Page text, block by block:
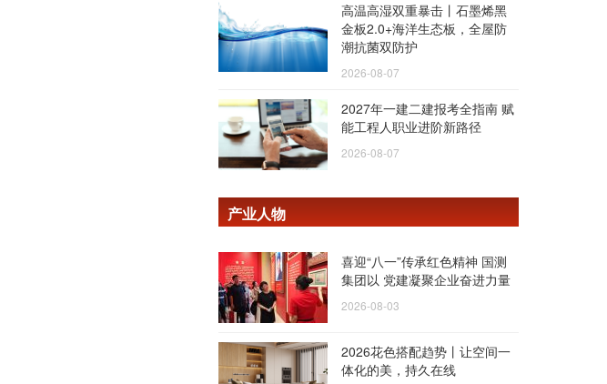
高温高湿双重暴击丨石墨烯黑
金板2.0+海洋生态板，全屋防
潮抗菌双防护
2026-08-07
2027年一建二建报考全指南 赋
能工程人职业进阶新路径
2026-08-07
产业人物
喜迎“八一”传承红色精神 国测
集团以 党建凝聚企业奋进力量
2026-08-03
2026花色搭配趋势丨让空间一
体化的美，持久在线